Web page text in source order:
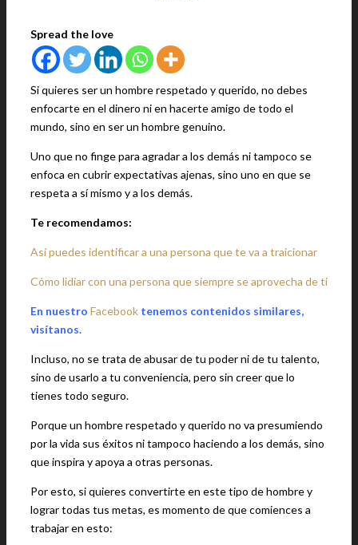
Spread the love
Si quieres ser un hombre respetado y querido, no debes
enfocarte en el dinero ni en hacerte amigo de todo el
mundo, sino en ser un hombre genuino.
Uno que no finge para agradar a los demás ni tampoco se
enfoca en cubrir expectativas ajenas, sino uno en que se
respeta a sí mismo y a los demás.
Te recomendamos:
Así puedes identificar a una persona que te va a traicionar
Cómo lidiar con una persona que siempre se aprovecha de ti
En nuestro Facebook tenemos contenidos similares,
visítanos.
Incluso, no se trata de abusar de tu poder ni de tu talento,
sino de usarlo a tu conveniencia, pero sin creer que lo
tienes todo seguro.
Porque un hombre respetado y querido no va presumiendo
por la vida sus éxitos ni tampoco haciendo a los demás, sino
que inspira y apoya a otras personas.
Por esto, si quieres convertirte en este tipo de hombre y
lograr todas tus metas, es momento de que comiences a
trabajar en esto: